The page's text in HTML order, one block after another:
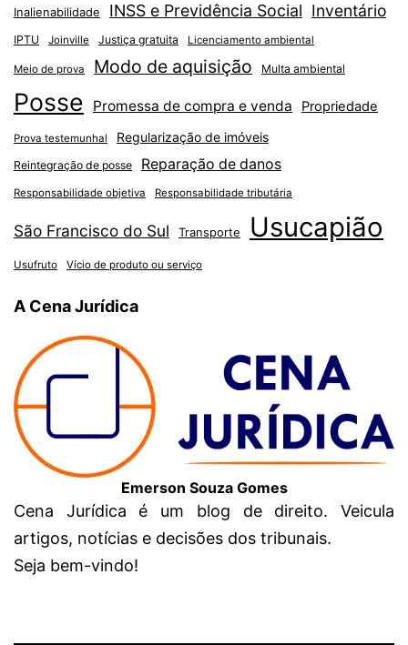
Inalienabilidade INSS e Previdência Social Inventário
IPTU Joinville Justiça gratuita Licenciamento ambiental
Meio de prova Modo de aquisição Multa ambiental
Posse Promessa de compra e venda Propriedade
Prova testemunhal Regularização de imóveis
Reintegração de posse Reparação de danos
Responsabilidade objetiva Responsabilidade tributária
São Francisco do Sul Transporte Usucapião
Usufruto Vício de produto ou serviço
A Cena Jurídica
Emerson Souza Gomes
Cena Jurídica é um blog de direito. Veicula
artigos, notícias e decisões dos tribunais.
Seja bem-vindo!